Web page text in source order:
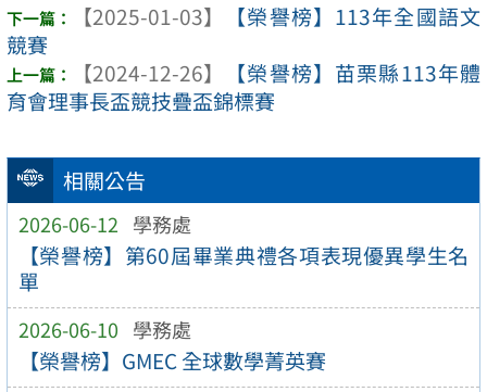
相關公告
2026-06-12 學務處
【榮譽榜】第60屆畢業典禮各項表現優異學生名
單
2026-06-10 學務處
【榮譽榜】GMEC 全球數學菁英賽
【2025-01-03】
【榮譽榜】113年全國語文
競賽
【2024-12-26】
【榮譽榜】苗栗縣113年體
育會理事長盃競技疊盃錦標賽